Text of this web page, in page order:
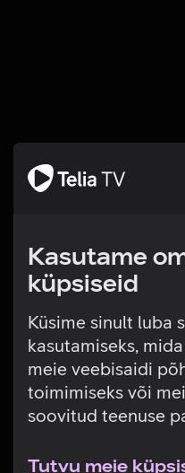
Kasutame
küpsiseid
Küsime sinult luba
kasutamiseks,
meie veebisaidi
toimimiseks või
soovitud teenuse
Tutvu meie